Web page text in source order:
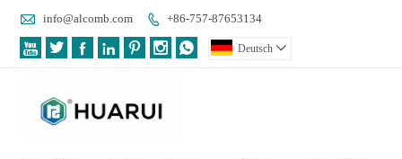
 info@alcomb.com  +86-757-87653134
       Deutsch 